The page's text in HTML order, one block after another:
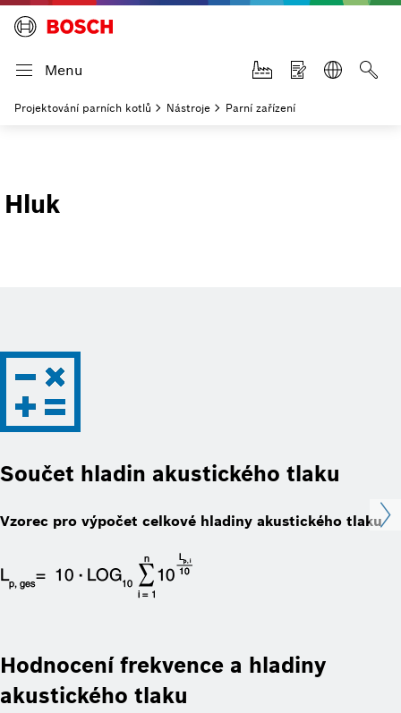
Menu
Projektování parních kotlů Nástroje Parní zařízení
Hluk
Součet hladin akustického tlaku
Vzorec pro výpočet celkové hladiny akustického tlaku
Hodnocení frekvence a hladiny
akustického tlaku